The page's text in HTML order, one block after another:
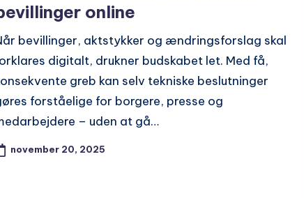
online
bevillinger, aktstykker og ændringsforslag skal
digitalt, drukner budskabet let. Med få,
greb kan selv tekniske beslutninger
forståelige for borgere, presse og
– uden at gå…
november 20, 2025